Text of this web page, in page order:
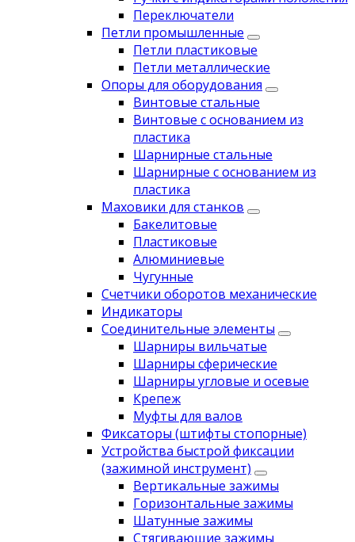
Переключатели
Петли промышленные
Петли пластиковые
Петли металлические
Опоры для оборудования
Винтовые стальные
Винтовые с основанием из
пластика
Шарнирные стальные
Шарнирные с основанием из
пластика
Маховики для станков
Бакелитовые
Пластиковые
Алюминиевые
Чугунные
Счетчики оборотов механические
Индикаторы
Соединительные элементы
Шарниры вильчатые
Шарниры сферические
Шарниры угловые и осевые
Крепеж
Муфты для валов
Фиксаторы (штифты стопорные)
Устройства быстрой фиксации
(зажимной инструмент)
Вертикальные зажимы
Горизонтальные зажимы
Шатунные зажимы
Стягивающие зажимы